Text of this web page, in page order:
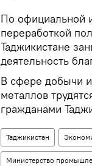
По официальной
переработкой
Таджикистане
деятельность
В сфере добычи
металлов
гражданами
Таджикистан
Министерство